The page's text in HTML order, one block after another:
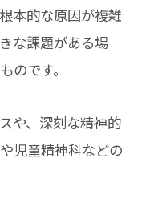
本的な原因が複雑
な課題がある場
のです。
や、深刻な精神的
児童精神科などの